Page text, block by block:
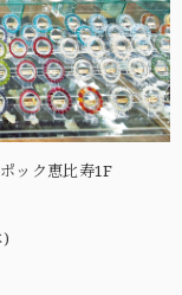
ック恵比寿1F